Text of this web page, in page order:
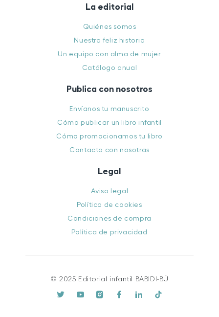
La editorial
Quiénes somos
Nuestra feliz historia
Un equipo con alma de mujer
Catálogo anual
Publica con nosotros
Envíanos tu manuscrito
Cómo publicar un libro infantil
Cómo promocionamos tu libro
Contacta con nosotras
Legal
Aviso legal
Política de cookies
Condiciones de compra
Política de privacidad
© 2025 Editorial infantil BABIDI-BÚ